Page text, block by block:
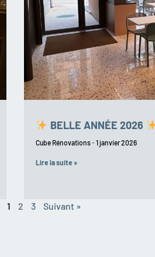
BELLE ANNÉE 2026
Cube Rénovations 1 janvier 2026
Lire la suite »
1 2 3 Suivant »